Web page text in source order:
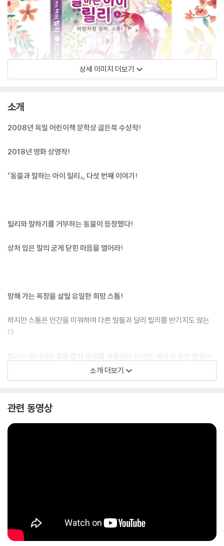
상세 이미지 더보기
소개
2008년 독일 어린이책 문학상 골든북 수상작!
2018년 영화 상영작!
『동물과 말하는 아이 릴리』, 다섯 번째 이야기!
릴리와 말하기를 거부하는 동물이 등장했다!
상처 입은 말의 굳게 닫힌 마음을 열어라!
망해 가는 목장을 살릴 유일한 희망 스톰!
하지만 스톰은 인간을 미워하며 다른 말들과 달리 릴리를 반기지도 않는
다.
릴리는 예사야와 힘을 합쳐 문제를 해결하려 하지만, 예상치 못한 함정이
둘을 기다리고 있는데……. 상처받은 말은 마음을 열고 릴리와 친구가 될
수 있을까?
학교에서는 수줍은 외톨이지만 동물들에겐 인기 짱, 릴리와 동물들이 나누
소개 더보기
관련 동영상